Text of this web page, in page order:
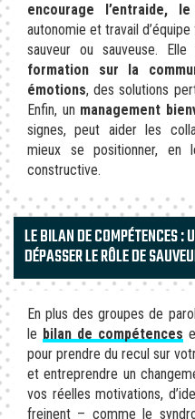
encourage l’entraide,
autonomie et travail
sauveur ou sauveuse.
formation sur la
émotions, des solutions
Enfin, un management
signes, peut aider les
mieux se positionner, en
constructive.
LE BILAN DE COMPÉTENCES :
DÉPASSER LE RÔLE DE
En plus des groupes de
le bilan de compétences
pour prendre du recul sur
et entreprendre un
vos réelles motivations,
freinent – comme le